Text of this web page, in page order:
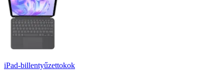
iPad-billentyűzettokok